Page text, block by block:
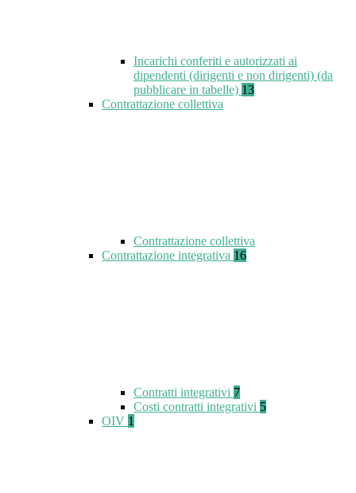
Incarichi conferiti e autorizzati ai
dipendenti (dirigenti e non dirigenti) (da
pubblicare in tabelle) 13
Contrattazione collettiva
Contrattazione collettiva
Contrattazione integrativa 16
Contratti integrativi 7
Costi contratti integrativi 5
OIV 1